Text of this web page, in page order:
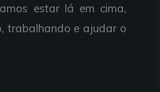
estar lá em cima,
trabalhando e ajudar o